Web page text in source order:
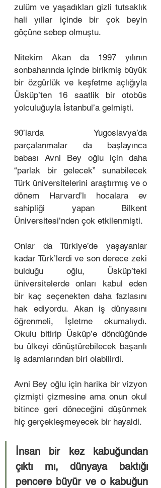
zulüm ve yaşadıkları gizli tutsaklık
hali yıllar içinde bir çok beyin
göçüne sebep olmuştu.
Nitekim Akan da 1997 yılının
sonbaharında içinde birikmiş büyük
bir özgürlük ve keşfetme açlığıyla
Üsküp’ten 16 saatlik bir otobüs
yolculuğuyla İstanbul’a gelmişti.
90’larda Yugoslavya’da
parçalanmalar da başlayınca
babası Avni Bey oğlu için daha
“parlak bir gelecek” sunabilecek
Türk üniversitelerini araştırmış ve o
dönem Harvard’lı hocalara ev
sahipliği yapan Bilkent
Üniversitesi’nden çok etkilenmişti.
Onlar da Türkiye’de yaşayanlar
kadar Türk’lerdi ve son derece zeki
bulduğu oğlu, Üsküp’teki
üniversitelerde onları kabul eden
bir kaç seçenekten daha fazlasını
hak ediyordu. Akan iş dünyasını
öğrenmeli, İşletme okumalıydı.
Okulu bitirip Üsküp’e döndüğünde
bu ülkeyi dönüştürebilecek başarılı
iş adamlarından biri olabilirdi.
Avni Bey oğlu için harika bir vizyon
çizmişti çizmesine ama onun okul
bitince geri döneceğini düşünmek
hiç gerçekleşmeyecek bir hayaldi.
İnsan bir kez kabuğundan
çıktı mı, dünyaya baktığı
pencere büyür ve o kabuğun